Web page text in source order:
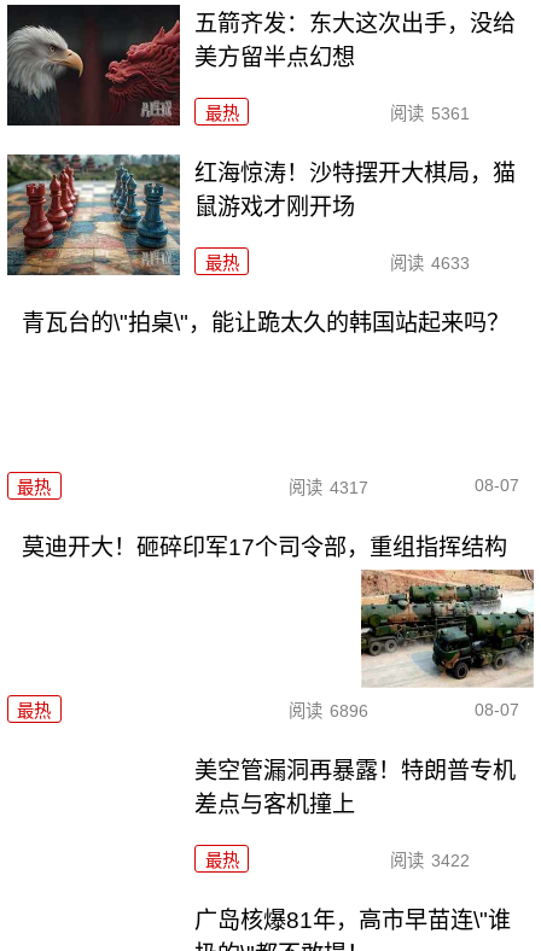
五箭齐发：东大这次出手，没给
美方留半点幻想
最热 阅读 5361
红海惊涛！沙特摆开大棋局，猫
鼠游戏才刚开场
最热 阅读 4633
青瓦台的\"拍桌\"，能让跪太久的韩国站起来吗？
最热 阅读 4317 08-07
莫迪开大！砸碎印军17个司令部，重组指挥结构
最热 阅读 6896 08-07
美空管漏洞再暴露！特朗普专机
差点与客机撞上
最热 阅读 3422
广岛核爆81年，高市早苗连\"谁